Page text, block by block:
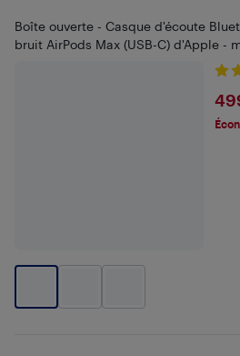
Boîte ouverte - Casque d'écoute
bruit AirPods Max (USB-C) d'Apple -